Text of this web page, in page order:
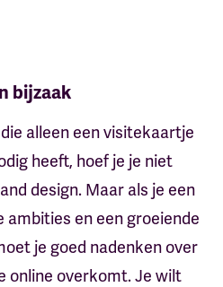
bijzaak
alleen een visitekaartje
heeft, hoef je je niet
design. Maar als je een
en een groeiende
je goed nadenken over
online overkomt. Je wilt